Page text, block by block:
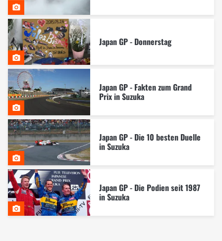
Japan GP - Donnerstag
Japan GP - Fakten zum Grand
Prix in Suzuka
Japan GP - Die 10 besten Duelle
in Suzuka
Japan GP - Die Podien seit 1987
in Suzuka